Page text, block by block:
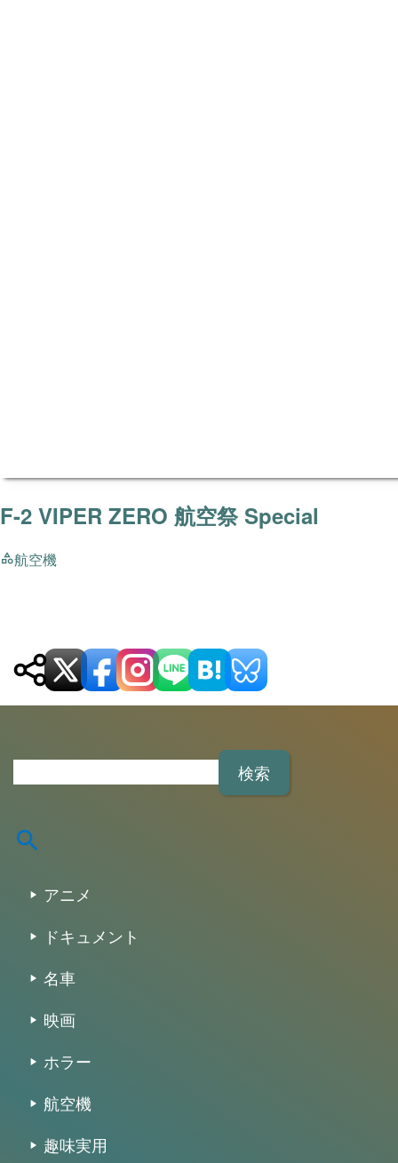
F-2 VIPER ZERO 航空祭 Special
航空機
アニメ
ドキュメント
名車
映画
ホラー
航空機
趣味実用